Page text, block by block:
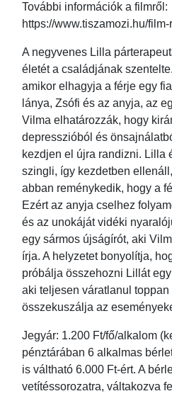
További információk a filmről:
https://www.tiszamozi.hu/
A negyvenes Lilla
életét a családjának
amikor elhagyja a férje egy
lánya, Zsófi és az anyja, az
Vilma elhatározzák, hogy
depresszióból és
kezdjen el újra randizni. Lilla
szingli, így kezdetben
abban reménykedik, hogy a
Ezért az anyja cselhez
és az unokáját vidéki
egy sármos újságírót, aki
írja. A helyzetet bonyolítja,
próbálja összehozni Lillát
aki teljesen váratlanul
összekuszálja az
Jegyár: 1.200 Ft/fő/alkalom
pénztárában 6 alkalmas
is váltható 6.000 Ft-ért. A
vetítéssorozatra, váltakozva